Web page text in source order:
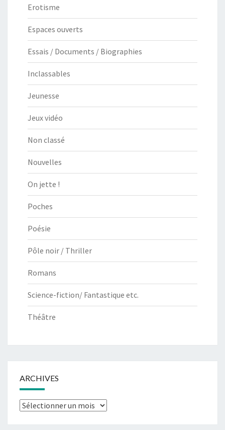
Erotisme
Espaces ouverts
Essais / Documents / Biographies
Inclassables
Jeunesse
Jeux vidéo
Non classé
Nouvelles
On jette !
Poches
Poésie
Pôle noir / Thriller
Romans
Science-fiction/ Fantastique etc.
Théâtre
ARCHIVES
Archives